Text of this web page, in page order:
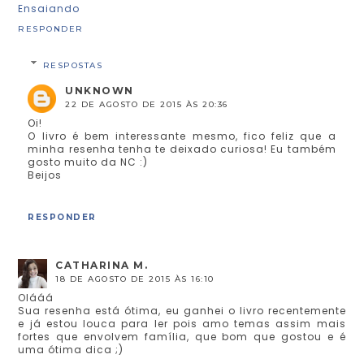
Ensaiando
RESPONDER
RESPOSTAS
UNKNOWN
22 DE AGOSTO DE 2015 ÀS 20:36
Oi!
O livro é bem interessante mesmo, fico feliz que a
minha resenha tenha te deixado curiosa! Eu também
gosto muito da NC :)
Beijos
RESPONDER
CATHARINA M.
18 DE AGOSTO DE 2015 ÀS 16:10
Olááá
Sua resenha está ótima, eu ganhei o livro recentemente
e já estou louca para ler pois amo temas assim mais
fortes que envolvem família, que bom que gostou e é
uma ótima dica ;)